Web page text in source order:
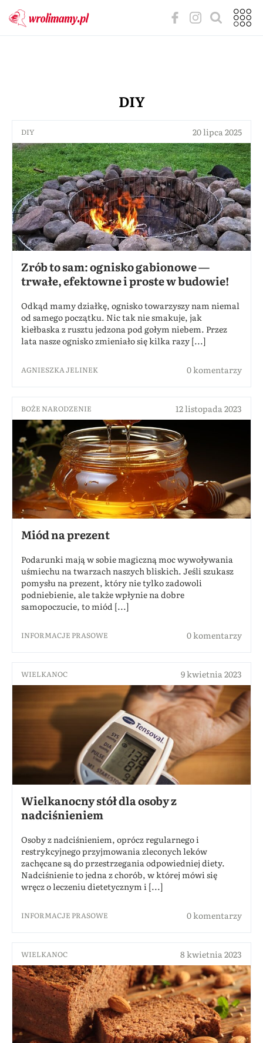
DIY
DIY 20 lipca 2025
Zrób to sam: ognisko gabionowe —
trwałe, efektowne i proste w budowie!
Odkąd mamy działkę, ognisko towarzyszy nam niemal
od samego początku. Nic tak nie smakuje, jak
kiełbaska z rusztu jedzona pod gołym niebem. Przez
lata nasze ognisko zmieniało się kilka razy [...]
AGNIESZKA JELINEK 0 komentarzy
BOŻE NARODZENIE 12 listopada 2023
Miód na prezent
Podarunki mają w sobie magiczną moc wywoływania
uśmiechu na twarzach naszych bliskich. Jeśli szukasz
pomysłu na prezent, który nie tylko zadowoli
podniebienie, ale także wpłynie na dobre
samopoczucie, to miód [...]
INFORMACJE PRASOWE 0 komentarzy
WIELKANOC 9 kwietnia 2023
Wielkanocny stół dla osoby z
nadciśnieniem
Osoby z nadciśnieniem, oprócz regularnego i
restrykcyjnego przyjmowania zleconych leków
zachęcane są do przestrzegania odpowiedniej diety.
Nadciśnienie to jedna z chorób, w której mówi się
wręcz o leczeniu dietetycznym i [...]
INFORMACJE PRASOWE 0 komentarzy
WIELKANOC 8 kwietnia 2023